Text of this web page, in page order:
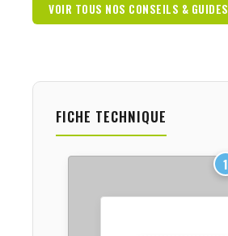
VOIR TOUS NOS CONSEILS & GUIDES
FICHE TECHNIQUE
1